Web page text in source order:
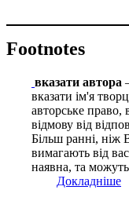
Footnotes
вказати автора
вказати ім'я
авторське право,
відмову від
Більш ранні, ніж
вимагають від
наявна, та можуть
Докладніше